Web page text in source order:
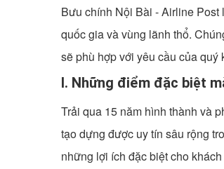
Bưu chính Nội Bài - Airline Post
quốc gia và vùng lãnh thổ.
sẽ phù hợp với yêu cầu của
I. Những điểm đặc biệt
Trải qua 15 năm hình thành và
tạo dựng được uy tín sâu rộng
những lợi ích đặc biệt cho